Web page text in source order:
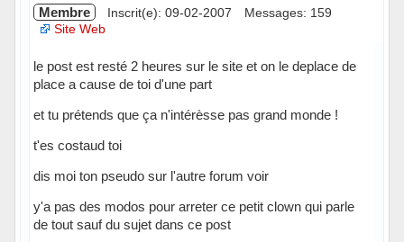
Membre Inscrit(e): 09-02-2007
Messages: 159
Site Web
le post est resté 2 heures sur le site et on le deplace de
place a cause de toi d'une part
et tu prétends que ça n'intérèsse pas grand monde !
t'es costaud toi
dis moi ton pseudo sur l'autre forum voir
y'a pas des modos pour arreter ce petit clown qui parle
de tout sauf du sujet dans ce post